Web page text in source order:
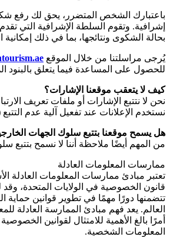
باعتبارك الشخص المتضرر، يحق لك رفع
إشرافية. وتقوم السلطة الإشرافية التي
بحالة الشكوى ونتائجها، بما في ذلك إمكانية
يُرجى مراسلتنا من خلال الموقع
للحصول على المساعدة فيما يتعلق بالبنود
كيف لا يتعقب موقعنا الإشارات؟
نحن لا نتتبع الإشارات أو ملفات تعريف
نستخدم الإعلانات عند تفعيل آلية عدم التتبع
هل يسمح موقعنا بتتبع سلوك الجهات
من المهم أيضًا ملاحظة أننا لا نسمح بتتبع
ممارسات المعلومات العادلة
تعتبر مبادئ ممارسات المعلومات العادلة
قانون الخصوصية في الولايات المتحدة، وقد
تتضمنها دورًا مهمًا في تطوير قوانين حماية
العالم. يعد فهم مبادئ الممارسة العادلة
أمرًا بالغ الأهمية للامتثال لقوانين
المعلومات الشخصية.